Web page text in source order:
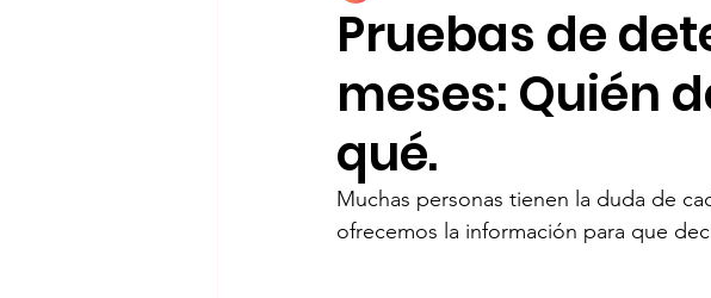
Pruebas de
meses: Quién
qué.
Muchas personas tienen la duda de
ofrecemos la información para que